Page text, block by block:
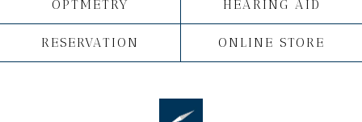
OPTMETRY HEARING AID
RESERVATION ONLINE STORE